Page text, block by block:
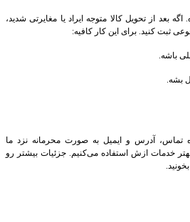
بعد از تحویل کالا متوجه ایراد یا مغایرتی شدید،
باشه.
بشه.
آدرس و ایمیل به صورت محرمانه نزد ما
خدمات ازش استفاده می‌کنیم. جزئیات بیشتر رو
بخونید.